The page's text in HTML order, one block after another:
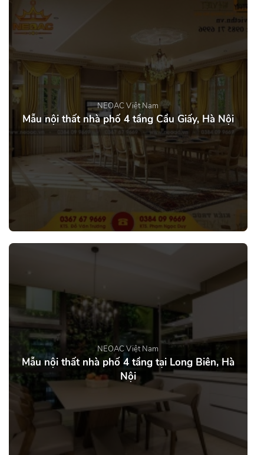
NEOAC Việt Nam
Mẫu nội thất nhà phố 4 tầng Cầu Giấy, Hà Nội
NEOAC Việt Nam
Mẫu nội thất nhà phố 4 tầng tại Long Biên, Hà
Nội